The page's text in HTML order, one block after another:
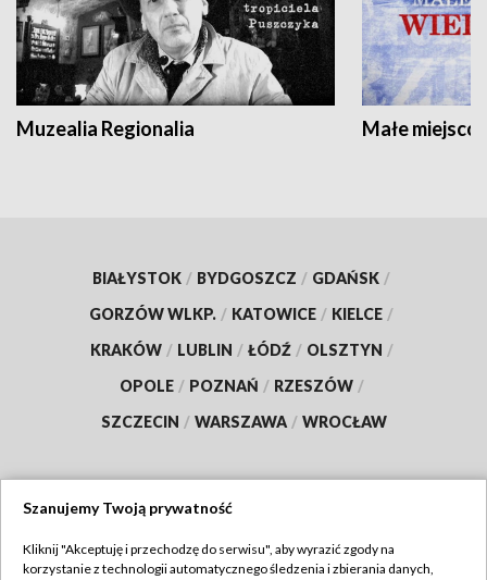
Muzealia Regionalia Małe
BIAŁYSTOK / BYDGOSZCZ / GDAŃSK /
GORZÓW WLKP. / KATOWICE / KIELCE /
KRAKÓW / LUBLIN / ŁÓDŹ / OLSZTYN /
OPOLE / POZNAŃ / RZESZÓW /
SZCZECIN / WARSZAWA / WROCŁAW
TVP
Szanujemy Twoją prywatność
Kliknij "Akceptuję i przechodzę do serwisu", aby wyrazić zgody na
korzystanie z technologii automatycznego śledzenia i zbierania danych,